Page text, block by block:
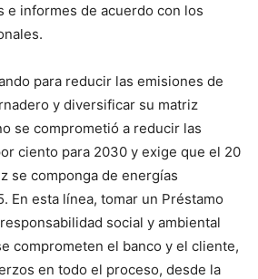
e informes de acuerdo con los
para reducir las emisiones de
y diversificar su matriz
se comprometió a reducir las
ciento para 2030 y exige que el 20
se componga de energías
En esta línea, tomar un Préstamo
social y ambiental
comprometen el banco y el cliente,
en todo el proceso, desde la